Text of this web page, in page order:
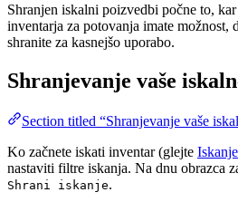
Shranjen iskalni poizvedbi počne to,
inventarja za potovanja imate možnost,
shranite za kasnejšo uporabo.
Shranjevanje vaše
Section titled “Shranjevanje vaše
Ko začnete iskati inventar (glejte Iskanje
nastaviti filtre iskanja. Na dnu obrazca
Shrani iskanje.